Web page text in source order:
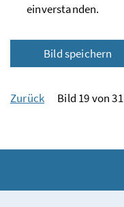
einverstanden.
Bild speichern
Zurück Bild 19 von 31